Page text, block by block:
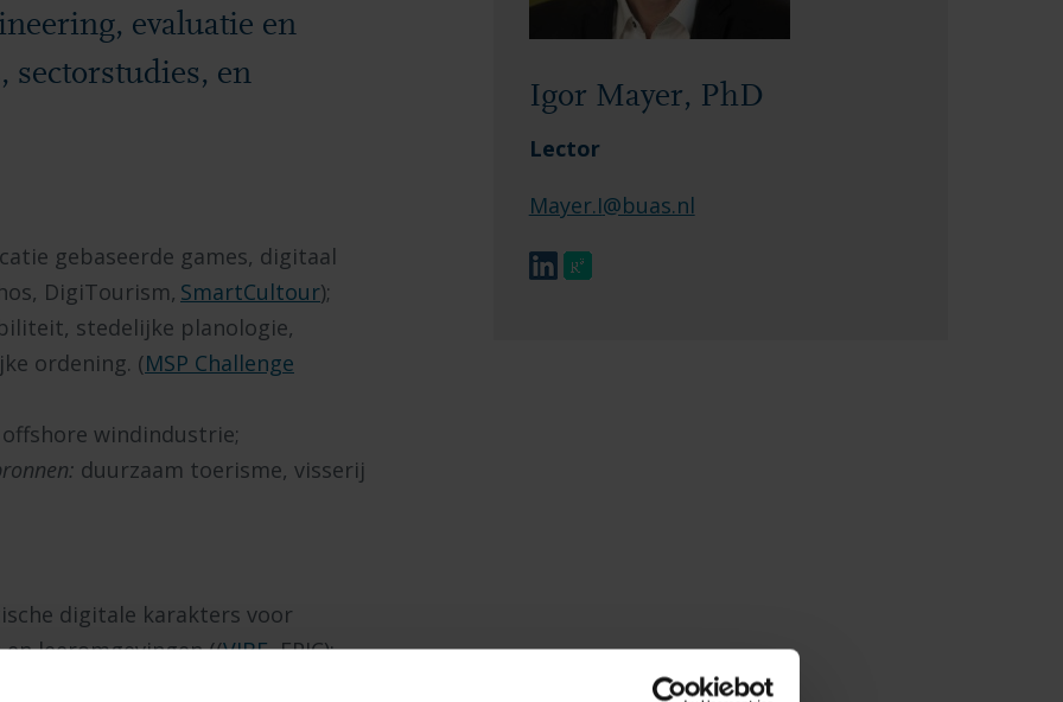
evaluatie en
sectorstudies, en
gebaseerde games, digitaal
DigiTourism, SmartCultour);
stedelijke planologie,
ordening. (MSP Challenge
windindustrie;
duurzaam toerisme, visserij
digitale karakters voor
leeromgevingen ((VIBE, EPIC);
Igor Mayer, PhD
Lector
Mayer.I@buas.nl